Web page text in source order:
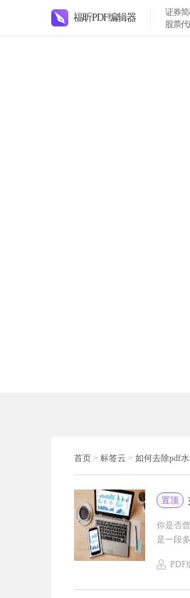
福昕PDF编辑器
证券
股票代
首页 > 标签云 > 如何去除pdf
置顶
你是否
是一段
PDF